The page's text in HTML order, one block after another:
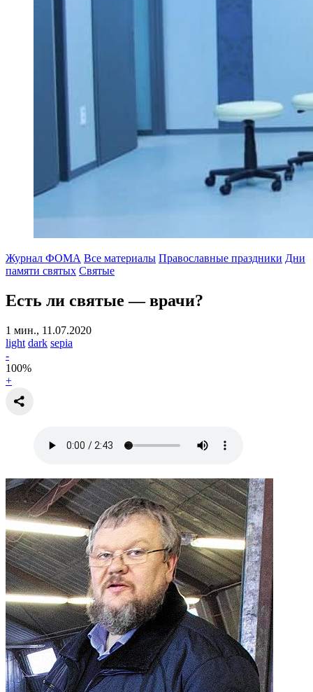
Журнал ФОМА Все материалы Православные праздники Дни
памяти святых Святые
Есть ли святые — врачи?
1 мин., 11.07.2020
light dark sepia
-
100%
+